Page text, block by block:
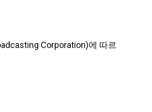
Corporation)에 따르